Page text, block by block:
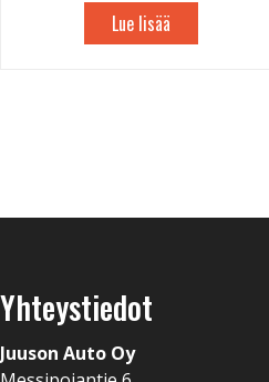
Lue lisää
Yhteystiedot
Juuson Auto Oy